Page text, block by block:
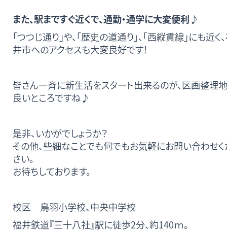
また、駅まですぐ近くで、通勤・通学に大変便利♪
「つつじ通り」や、「歴史の道通り」、「西縦貫線」にも近く
井市へのアクセスも大変良好です！
皆さん一斉に新生活をスタート出来るのが、区画整理
良いところですね♪
是非、いかがでしょうか？
その他、些細なことでも何でもお気軽にお問い合わせ
さい。
お待ちしております。
校区 鳥羽小学校、中央中学校
福井鉄道『三十八社』駅に徒歩2分、約140ｍ。